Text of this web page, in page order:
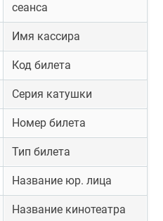
сеанса
Имя кассира
Код билета
Серия катушки
Номер билета
Тип билета
Название юр. лица
Название кинотеатра